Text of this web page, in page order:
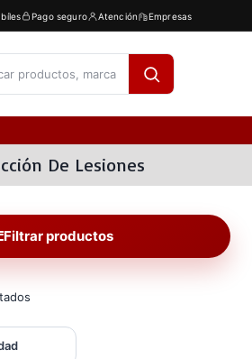
Pago seguro Atención Empresas
De Lesiones
Filtrar productos